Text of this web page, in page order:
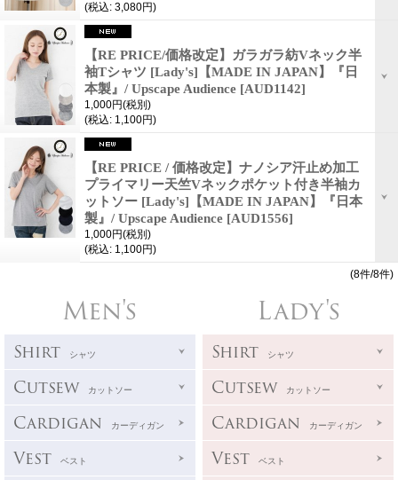
(税込: 3,080円)
【RE PRICE/価格改定】ガラガラ紡Vネック半
袖Tシャツ [Lady's]【MADE IN JAPAN】『日
本製』/ Upscape Audience [AUD1142]
1,000円(税別)
(税込: 1,100円)
【RE PRICE / 価格改定】ナノシア汗止め加工
プライマリー天竺Vネックポケット付き半袖カ
ットソー [Lady's]【MADE IN JAPAN】『日本
製』/ Upscape Audience [AUD1556]
1,000円(税別)
(税込: 1,100円)
(8件/8件)
Men's
Shirt シャツ
Cutsew カットソー
Cardigan カーディガン
Vest ベスト
Lady's
Shirt シャツ
Cutsew カットソー
Cardigan カーディガン
Vest ベスト